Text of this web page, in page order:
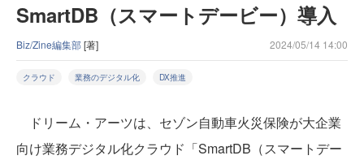
SmartDB（スマートデービー）導入
Biz/Zine編集部[著] 2024/05/14 14:00
クラウド 業務のデジタル化 DX推進
ドリーム・アーツは、セゾン自動車火災保険が大企業
向け業務デジタル化クラウド「SmartDB（スマートデー